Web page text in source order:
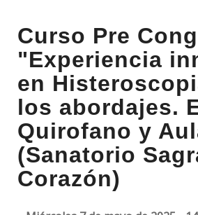
Curso Pre
"Experiencia
en
los abordajes.
Quirofano y
(Sanatorio
Corazón)